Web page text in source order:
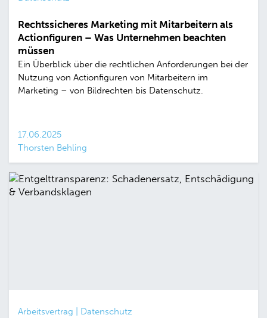
Rechtssicheres Marketing mit Mitarbeitern als
Actionfiguren – Was Unternehmen beachten
müssen
Ein Überblick über die rechtlichen Anforderungen bei der
Nutzung von Actionfiguren von Mitarbeitern im
Marketing – von Bildrechten bis Datenschutz.
17.06.2025
Thorsten Behling
Arbeitsvertrag | Datenschutz